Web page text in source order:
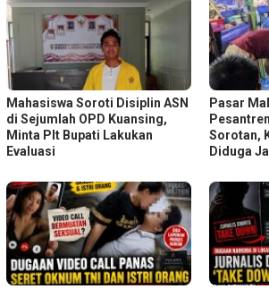
Mahasiswa Soroti Disiplin ASN
di Sejumlah OPD Kuansing,
Minta Plt Bupati Lakukan
Evaluasi
Pasar
Sorotan,
Diduga